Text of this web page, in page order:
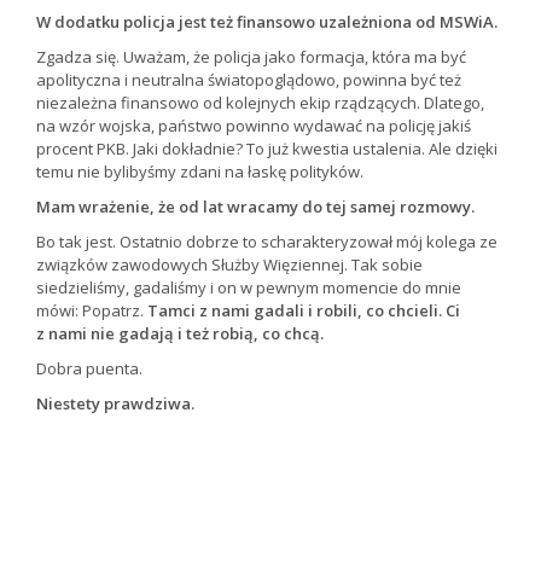
W dodatku policja jest też finansowo uzależniona od MSWiA.
Zgadza się. Uważam, że policja jako formacja, która ma być
apolityczna i neutralna światopoglądowo, powinna być też
niezależna finansowo od kolejnych ekip rządzących. Dlatego,
na wzór wojska, państwo powinno wydawać na policję jakiś
procent PKB. Jaki dokładnie? To już kwestia ustalenia. Ale dzięki
temu nie bylibyśmy zdani na łaskę polityków.
Mam wrażenie, że od lat wracamy do tej samej rozmowy.
Bo tak jest. Ostatnio dobrze to scharakteryzował mój kolega ze
związków zawodowych Służby Więziennej. Tak sobie
siedzieliśmy, gadaliśmy i on w pewnym momencie do mnie
mówi: Popatrz. Tamci z nami gadali i robili, co chcieli. Ci
z nami nie gadają i też robią, co chcą.
Dobra puenta.
Niestety prawdziwa.